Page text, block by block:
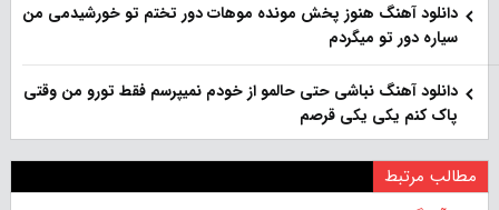
دانلود آهنگ هنوز پخش مونده موهات دور تختم تو خورشیدمی من
سیاره دور تو میگردم
دانلود آهنگ نباشی حتی حالمو از خودم نمیپرسم فقط تورو من وقتی
پاک کنم یکی یکی قرصم
مطالب مرتبط